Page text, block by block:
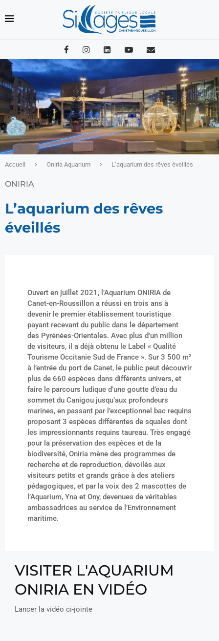
Accueil Oniria Aquarium L’aquarium des rêves éveillés
ONIRIA
L’aquarium des rêves
éveillés
Ouvert en juillet 2021, l’Aquarium ONIRIA de
Canet-en-Roussillon a réussi en trois ans à
devenir le premier établissement touristique
payant recevant du public dans le département
des Pyrénées-Orientales. Avec plus d'un million
de visiteurs, il a déjà obtenu le Label « Qualité
Tourisme Occitanie Sud de France ». Sur 3 500 m²
à l’entrée du port de Canet, le public peut découvrir
plus de 660 espèces dans différents univers, et
faire le parcours ludique d’une goutte d’eau du
sommet du Canigou jusqu’aux profondeurs
marines, en passant par l’exceptionnel bac requins
proposant 3 espèces différentes de squales dont
les impressionnants requins taureau. Très engagé
pour la préservation des espèces et de la
biodiversité, Oniria mène des programmes de
recherche et de reproduction, dévoilés aux
visiteurs petits et grands grâce à des ateliers
pédagogiques, et par la voix des 2 mascottes de
l’Aquarium, Yna et Ony, devenues de véritables
ambassadrices au service de l’Environnement
maritime.
VISITER L'AQUARIUM
ONIRIA EN VIDÉO
Lancer la vidéo ci-jointe